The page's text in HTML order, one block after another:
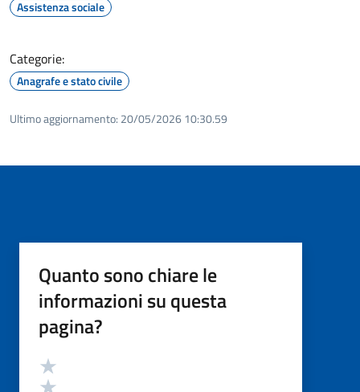
Assistenza sociale
Categorie:
Anagrafe e stato civile
Ultimo aggiornamento: 20/05/2026 10:30.59
Quanto sono chiare le
informazioni su questa
pagina?
Valutazione